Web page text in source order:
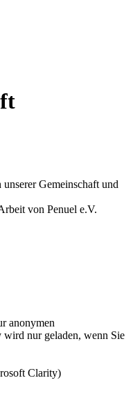
Gemeinschaft und
von Penuel e.V.
anonymen
nur geladen, wenn Sie
Clarity)